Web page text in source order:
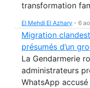
transformation
El Mehdi El Azhary - 6
Migration
présumés d’un
La Gendarmerie
administrateurs
WhatsApp